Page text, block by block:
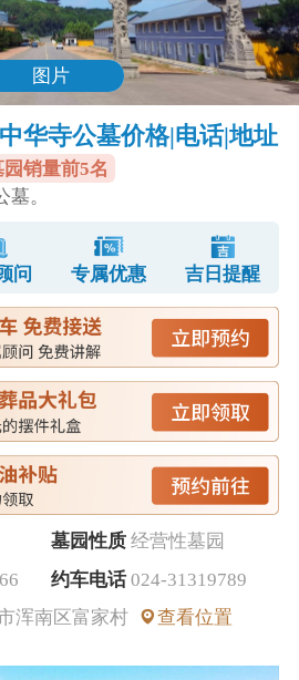
图片
华寺公墓价格|电话|地址
销量前5名
。
问 专属优惠 吉日提醒
墓园性质 经营性墓园
约车电话 024-31319789
浑南区富家村 查看位置